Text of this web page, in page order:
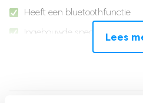
Heeft een bluetoothfunctie
Ingebouwde speakers
Goed voor het lichaam en
Gemakkelijk op te bergen
Lees